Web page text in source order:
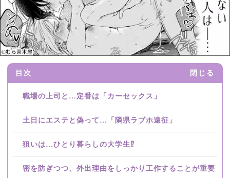
目次 閉じる
職場の上司と…定番は「カーセックス」
土日にエステと偽って…「隣県ラブホ遠征」
狙いは…ひとり暮らしの大学生⁉
密を防ぎつつ、外出理由をしっかり工作することが重要